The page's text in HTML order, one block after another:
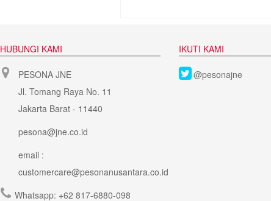
HUBUNGI KAMI
PESONA JNE
Jl. Tomang Raya No. 11
Jakarta Barat - 11440
pesona@jne.co.id
email :
customercare@pesonanusantara.co.id
Whatsapp: +62 817-6880-098
IKUTI KAMI
@pesonajne